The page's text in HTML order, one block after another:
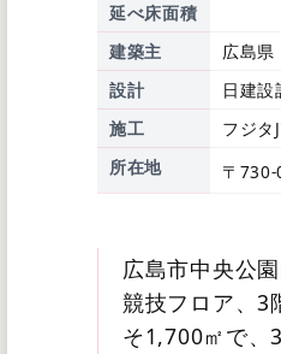
延べ床面積
建築主
広島県
設計
日建設
施工
フジタ
所在地
〒730-
広島市中央公
競技フロア、3
そ1,700㎡で、